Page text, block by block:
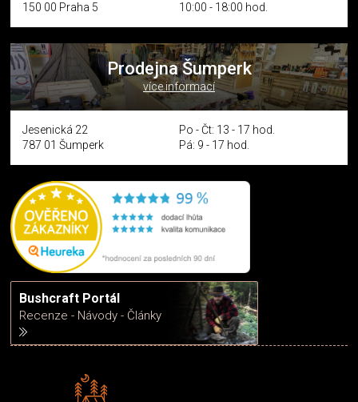
150 00 Praha 5
10:00 - 18:00 hod.
Prodejna Šumperk
více informací
Jesenická 22
787 01 Šumperk
Po - Čt: 13 - 17 hod.
Pá: 9 - 17 hod.
Bushcraft Portál
Recenze - Návody - Články